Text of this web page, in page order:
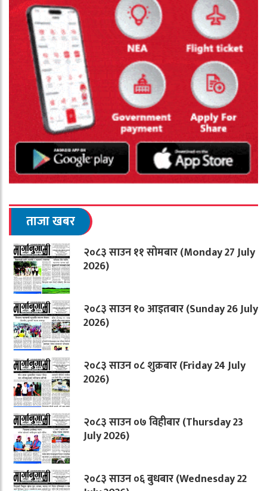
ताजा खबर
२०८३ साउन ११ सोमबार (Monday 27 July
2026)
२०८३ साउन १० आइतबार (Sunday 26 July
2026)
२०८३ साउन ०८ शुक्रबार (Friday 24 July
2026)
२०८३ साउन ०७ विहीबार (Thursday 23
July 2026)
२०८३ साउन ०६ बुधबार (Wednesday 22